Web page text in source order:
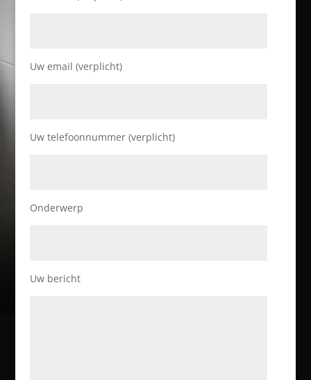
Uw email (verplicht)
Uw telefoonnummer (verplicht)
Onderwerp
Uw bericht